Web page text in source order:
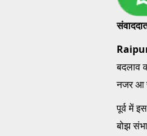
बदलाव
नजर आ
पूर्व में
बोझ